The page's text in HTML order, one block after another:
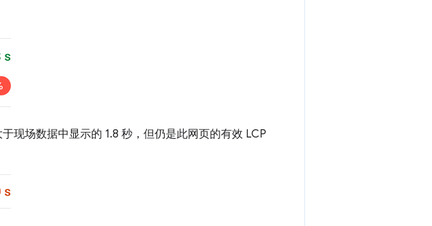
现场数据中显示的 1.8 秒，但仍是此网页的有效 LCP